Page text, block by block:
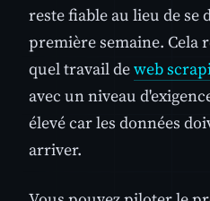
reste fiable au lieu de se
première semaine. Cela
quel travail deweb
avec un niveau
élevé car les données
arriver.